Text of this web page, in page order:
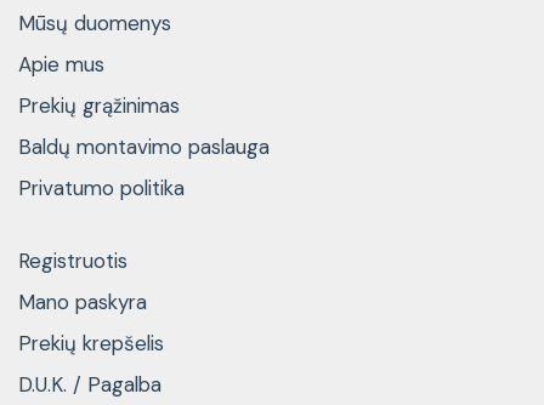
Mūsų duomenys
Apie mus
Prekių grąžinimas
Baldų montavimo paslauga
Privatumo politika
Registruotis
Mano paskyra
Prekių krepšelis
D.U.K. / Pagalba